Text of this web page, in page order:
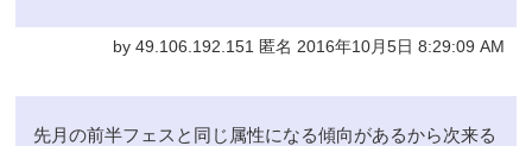
by 49.106.192.151 匿名 2016年10月5日 8:29:09 AM
先月の前半フェスと同じ属性になる傾向があるから次来る